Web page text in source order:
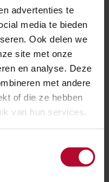
advertenties te
media te bieden
Ook delen we
site met onze
en analyse. Deze
met andere
of die ze hebben
van hun services.
op